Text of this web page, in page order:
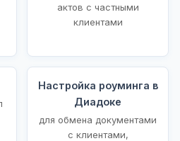
актов с частными
клиентами
Настройка роуминга в
Диадоке
для обмена документами
с клиентами,